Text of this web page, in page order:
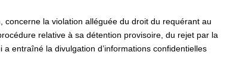
concerne la violation alléguée du droit du requérant au
relative à sa détention provisoire, du rejet par la
a entraîné la divulgation d’informations confidentielles